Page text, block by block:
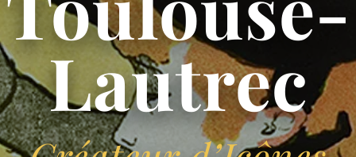
Prévention
Restauration
Lautrec